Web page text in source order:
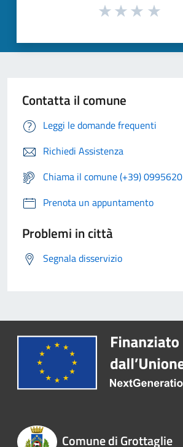
Contatta il comune
Leggi le domande frequenti
Richiedi Assistenza
Chiama il comune (+39) 0995620
Prenota un appuntamento
Problemi in città
Segnala disservizio
Comune di Grottaglie